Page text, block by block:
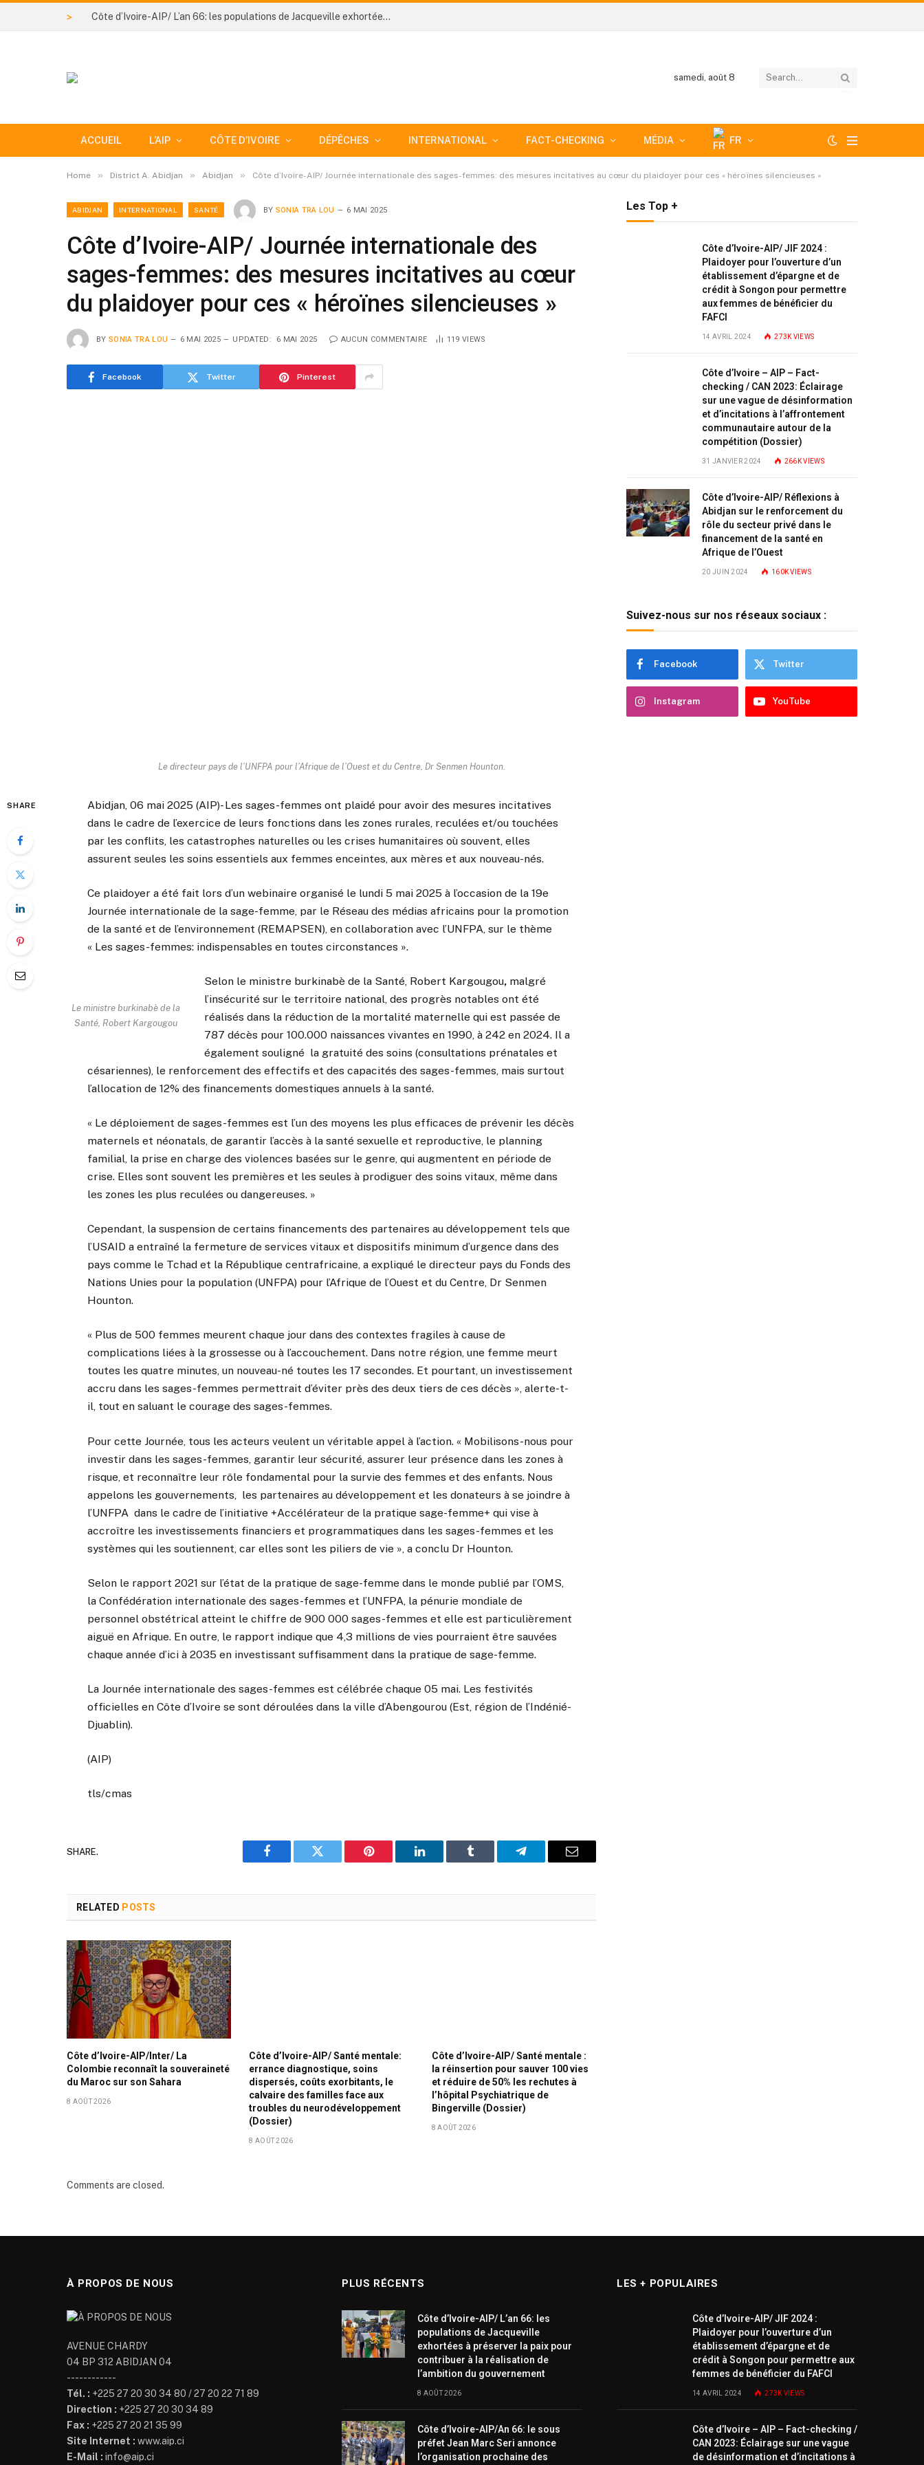
> Côte d’Ivoire-AIP/ L’an 66: les populations de Jacqueville exhortées à préserver la paix pour contribuer à la réalisation de l’ambition du gouvernement
samedi, août 8
ACCUEIL L’AIP CÔTE D’IVOIRE DÉPÊCHES INTERNATIONAL FACT-CHECKING MÉDIA FR
Home » District A. Abidjan » Abidjan » Côte d’Ivoire-AIP/ Journée internationale des sages-femmes: des mesures incitatives au cœur du plaidoyer pour ces « héroïnes silencieuses »
ABIDJAN INTERNATIONAL SANTÉ BY SONIA TRA LOU 6 MAI 2025
Côte d’Ivoire-AIP/ Journée internationale des
sages-femmes: des mesures incitatives au cœur
du plaidoyer pour ces « héroïnes silencieuses »
BY SONIA TRA LOU 6 MAI 2025 UPDATED: 6 MAI 2025 AUCUN COMMENTAIRE 119 VIEWS
Facebook Twitter Pinterest
Le directeur pays de l’UNFPA pour l’Afrique de l’Ouest et du Centre, Dr Senmen Hounton.
SHARE
Abidjan, 06 mai 2025 (AIP)- Les sages-femmes ont plaidé pour avoir des mesures incitatives
dans le cadre de l’exercice de leurs fonctions dans les zones rurales, reculées et/ou touchées
par les conflits, les catastrophes naturelles ou les crises humanitaires où souvent, elles
assurent seules les soins essentiels aux femmes enceintes, aux mères et aux nouveau-nés.
Ce plaidoyer a été fait lors d’un webinaire organisé le lundi 5 mai 2025 à l’occasion de la 19e
Journée internationale de la sage-femme, par le Réseau des médias africains pour la promotion
de la santé et de l’environnement (REMAPSEN), en collaboration avec l’UNFPA, sur le thème
« Les sages-femmes: indispensables en toutes circonstances ».
Le ministre burkinabè de la
Santé, Robert Kargougou
Selon le ministre burkinabè de la Santé, Robert Kargougou, malgré
l’insécurité sur le territoire national, des progrès notables ont été
réalisés dans la réduction de la mortalité maternelle qui est passée de
787 décès pour 100.000 naissances vivantes en 1990, à 242 en 2024. Il a
également souligné la gratuité des soins (consultations prénatales et
césariennes), le renforcement des effectifs et des capacités des sages-femmes, mais surtout
l’allocation de 12% des financements domestiques annuels à la santé.
« Le déploiement de sages-femmes est l’un des moyens les plus efficaces de prévenir les décès
maternels et néonatals, de garantir l’accès à la santé sexuelle et reproductive, le planning
familial, la prise en charge des violences basées sur le genre, qui augmentent en période de
crise. Elles sont souvent les premières et les seules à prodiguer des soins vitaux, même dans
les zones les plus reculées ou dangereuses. »
Cependant, la suspension de certains financements des partenaires au développement tels que
l’USAID a entraîné la fermeture de services vitaux et dispositifs minimum d’urgence dans des
pays comme le Tchad et la République centrafricaine, a expliqué le directeur pays du Fonds des
Nations Unies pour la population (UNFPA) pour l’Afrique de l’Ouest et du Centre, Dr Senmen
Hounton.
« Plus de 500 femmes meurent chaque jour dans des contextes fragiles à cause de
complications liées à la grossesse ou à l’accouchement. Dans notre région, une femme meurt
toutes les quatre minutes, un nouveau-né toutes les 17 secondes. Et pourtant, un investissement
accru dans les sages-femmes permettrait d’éviter près des deux tiers de ces décès », alerte-t-
il, tout en saluant le courage des sages-femmes.
Pour cette Journée, tous les acteurs veulent un véritable appel à l’action. « Mobilisons-nous pour
investir dans les sages-femmes, garantir leur sécurité, assurer leur présence dans les zones à
risque, et reconnaître leur rôle fondamental pour la survie des femmes et des enfants. Nous
appelons les gouvernements, les partenaires au développement et les donateurs à se joindre à
l’UNFPA dans le cadre de l’initiative +Accélérateur de la pratique sage-femme+ qui vise à
accroître les investissements financiers et programmatiques dans les sages-femmes et les
systèmes qui les soutiennent, car elles sont les piliers de vie », a conclu Dr Hounton.
Selon le rapport 2021 sur l’état de la pratique de sage-femme dans le monde publié par l’OMS,
la Confédération internationale des sages-femmes et l’UNFPA, la pénurie mondiale de
personnel obstétrical atteint le chiffre de 900 000 sages-femmes et elle est particulièrement
aiguë en Afrique. En outre, le rapport indique que 4,3 millions de vies pourraient être sauvées
chaque année d’ici à 2035 en investissant suffisamment dans la pratique de sage-femme.
La Journée internationale des sages-femmes est célébrée chaque 05 mai. Les festivités
officielles en Côte d’Ivoire se sont déroulées dans la ville d’Abengourou (Est, région de l’Indénié-
Djuablin).
(AIP)
tls/cmas
SHARE.
Facebook Twitter Pinterest LinkedIn Tumblr Telegram Email
RELATED POSTS
Côte d’Ivoire-AIP/Inter/ La
Colombie reconnaît la souveraineté
du Maroc sur son Sahara
8 AOÛT 2026
Côte d’Ivoire-AIP/ Santé mentale:
errance diagnostique, soins
dispersés, coûts exorbitants, le
calvaire des familles face aux
troubles du neurodéveloppement
(Dossier)
8 AOÛT 2026
Côte d’Ivoire-AIP/ Santé mentale :
la réinsertion pour sauver 100 vies
et réduire de 50% les rechutes à
l’hôpital Psychiatrique de
Bingerville (Dossier)
8 AOÛT 2026
Comments are closed.
Les Top +
Côte d’Ivoire-AIP/ JIF 2024 :
Plaidoyer pour l’ouverture d’un
établissement d’épargne et de
crédit à Songon pour permettre
aux femmes de bénéficier du
FAFCI
14 AVRIL 2024 273K VIEWS
Côte d’Ivoire – AIP – Fact-
checking / CAN 2023: Éclairage
sur une vague de désinformation
et d’incitations à l’affrontement
communautaire autour de la
compétition (Dossier)
31 JANVIER 2024 266KVIEWS
Côte d’Ivoire-AIP/ Réflexions à
Abidjan sur le renforcement du
rôle du secteur privé dans le
financement de la santé en
Afrique de l’Ouest
20 JUIN 2024 160KVIEWS
Suivez-nous sur nos réseaux sociaux :
Facebook Twitter
Instagram YouTube
À PROPOS DE NOUS
AVENUE CHARDY
04 BP 312 ABIDJAN 04
------------
Tél. : +225 27 20 30 34 80 / 27 20 22 71 89
Direction : +225 27 20 30 34 89
Fax : +225 27 20 21 35 99
Site Internet : www.aip.ci
E-Mail : info@aip.ci
PLUS RÉCENTS
Côte d’Ivoire-AIP/ L’an 66: les
populations de Jacqueville
exhortées à préserver la paix pour
contribuer à la réalisation de
l’ambition du gouvernement
8 AOÛT 2026
Côte d’Ivoire-AIP/An 66: le sous
préfet Jean Marc Seri annonce
l’organisation prochaine des
LES + POPULAIRES
Côte d’Ivoire-AIP/ JIF 2024 :
Plaidoyer pour l’ouverture d’un
établissement d’épargne et de
crédit à Songon pour permettre aux
femmes de bénéficier du FAFCI
14 AVRIL 2024 273K VIEWS
Côte d’Ivoire – AIP – Fact-checking /
CAN 2023: Éclairage sur une vague
de désinformation et d’incitations à